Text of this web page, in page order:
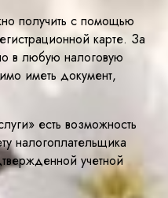
получить с помощью
карте. За
в любую налоговую
иметь документ,
есть возможность
налогоплательщика
учетной